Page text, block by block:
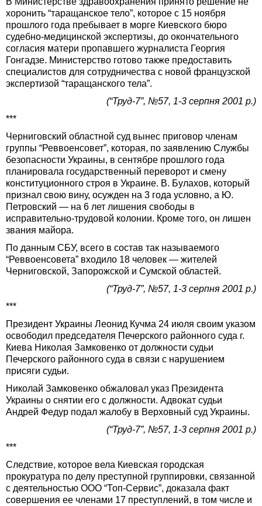
хоронить “таращанское тело”, которое с 15 ноября
прошлого года пребывает в морге Киевского бюро
судебно-медицинской экспертизы, до окончательного
согласия матери пропавшего журналиста Георгия
Гонгадзе. Министерство готово также предоставить
специалистов для сотрудничества с новой французской
экспертизой “таращанского тела”.
(“Труд-7”, №57, 1-3 серпня 2001 р.)
***
Черниговский областной суд вынес приговор членам
группы “Реввоенсовет”, которая, по заявлению Службы
безопасности Украины, в сентябре прошлого года
планировала государственный переворот и смену
конституционного строя в Украине. В. Булахов, который
признал свою вину, осужден на 3 года условно, а Ю.
Петровский — на 6 лет лишения свободы в
исправительно-трудовой колонии. Кроме того, он лишен
звания майора.
По данным СБУ, всего в состав так называемого
“Реввоенсовета” входило 18 человек — жителей
Черниговской, Запорожской и Сумской областей.
(“Труд-7”, №57, 1-3 серпня 2001 р.)
***
Президент Украины Леонид Кучма 24 июля своим указом
освободил председателя Печерского районного суда г.
Киева Николая Замковенко от должности судьи
Печерского районного суда в связи с нарушением
присяги судьи.
Николай Замковенко обжаловал указ Президента
Украины о снятии его с должности. Адвокат судьи
Андрей Федур подал жалобу в Верховный суд Украины.
(“Труд-7”, №57, 1-3 серпня 2001 р.)
***
Следствие, которое вела Киевская городская
прокуратура по делу преступной группировки, связанной
с деятельностью ООО “Топ-Сервис”, доказала факт
совершения ее членами 17 преступлений, в том числе и